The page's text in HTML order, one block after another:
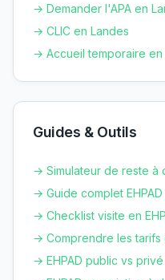
→ Demander l'APA en
→ CLIC en Landes
→ Accueil temporaire en
Guides & Outils
→ Simulateur de reste à
→ Guide complet EHPAD
→ Checklist visite en
→ Comprendre les tarifs
→ EHPAD public vs privé